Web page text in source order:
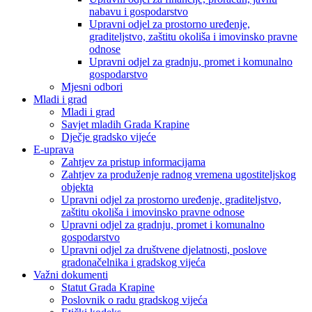
nabavu i gospodarstvo
Upravni odjel za prostorno uređenje,
graditeljstvo, zaštitu okoliša i imovinsko pravne
odnose
Upravni odjel za gradnju, promet i komunalno
gospodarstvo
Mjesni odbori
Mladi i grad
Mladi i grad
Savjet mladih Grada Krapine
Dječje gradsko vijeće
E-uprava
Zahtjev za pristup informacijama
Zahtjev za produženje radnog vremena ugostiteljskog
objekta
Upravni odjel za prostorno uređenje, graditeljstvo,
zaštitu okoliša i imovinsko pravne odnose
Upravni odjel za gradnju, promet i komunalno
gospodarstvo
Upravni odjel za društvene djelatnosti, poslove
gradonačelnika i gradskog vijeća
Važni dokumenti
Statut Grada Krapine
Poslovnik o radu gradskog vijeća